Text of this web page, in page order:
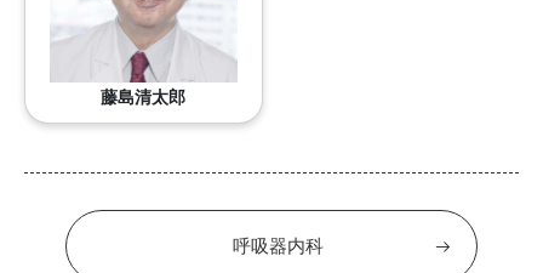
藤島清太郎
呼吸器内科